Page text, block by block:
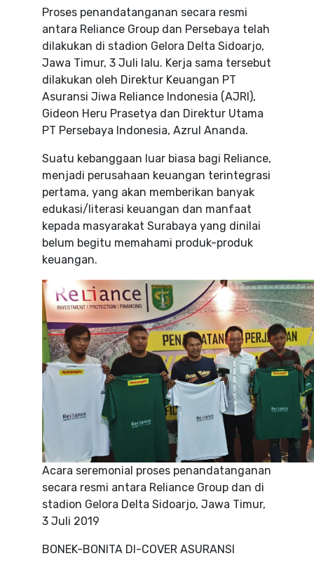
Proses penandatanganan secara resmi
antara Reliance Group dan Persebaya telah
dilakukan di stadion Gelora Delta Sidoarjo,
Jawa Timur, 3 Juli lalu. Kerja sama tersebut
dilakukan oleh Direktur Keuangan PT
Asuransi Jiwa Reliance Indonesia (AJRI),
Gideon Heru Prasetya dan Direktur Utama
PT Persebaya Indonesia, Azrul Ananda.
Suatu kebanggaan luar biasa bagi Reliance,
menjadi perusahaan keuangan terintegrasi
pertama, yang akan memberikan banyak
edukasi/literasi keuangan dan manfaat
kepada masyarakat Surabaya yang dinilai
belum begitu memahami produk-produk
keuangan.
Acara seremonial proses penandatanganan
secara resmi antara Reliance Group dan di
stadion Gelora Delta Sidoarjo, Jawa Timur,
3 Juli 2019
BONEK-BONITA DI-COVER ASURANSI